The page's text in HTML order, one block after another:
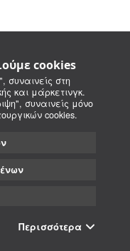
cookies
συναινείς στη
και μάρκετινγκ.
συναινείς μόνο
cookies.
Περισσότερα